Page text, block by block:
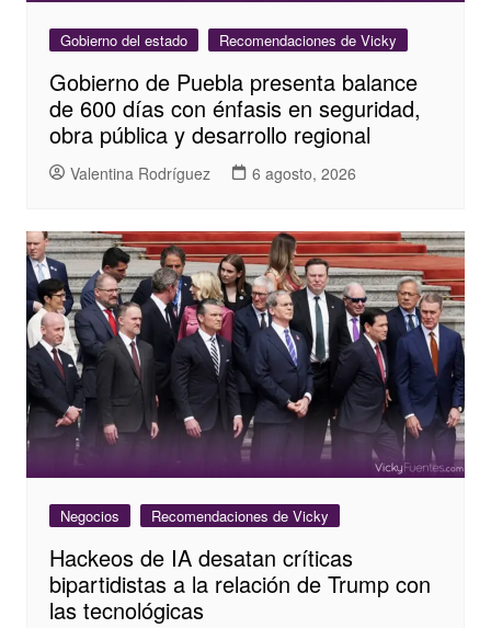
Gobierno del estado Recomendaciones de Vicky
Gobierno de Puebla presenta balance
de 600 días con énfasis en seguridad,
obra pública y desarrollo regional
Valentina Rodríguez 6 agosto, 2026
Negocios Recomendaciones de Vicky
Hackeos de IA desatan críticas
bipartidistas a la relación de Trump con
las tecnológicas